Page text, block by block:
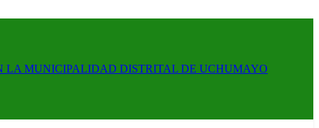
LA MUNICIPALIDAD DISTRITAL DE UCHUMAYO